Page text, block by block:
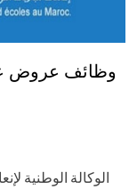
وظائف عروض